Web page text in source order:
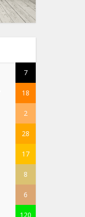
7
18
2
28
17
8
6
120